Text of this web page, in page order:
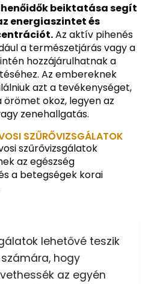
beiktatása segít
energiaszintet és
Az aktív pihenés
a természetjárás vagy a
hozzájárulhatnak a
Az embereknek
azt a tevékenységet,
okoz, legyen az
zenehallgatás.
SZŰRŐVIZSGÁLATOK
szűrővizsgálatok
az egészség
a betegségek korai
lehetővé teszik
hogy
az egyén